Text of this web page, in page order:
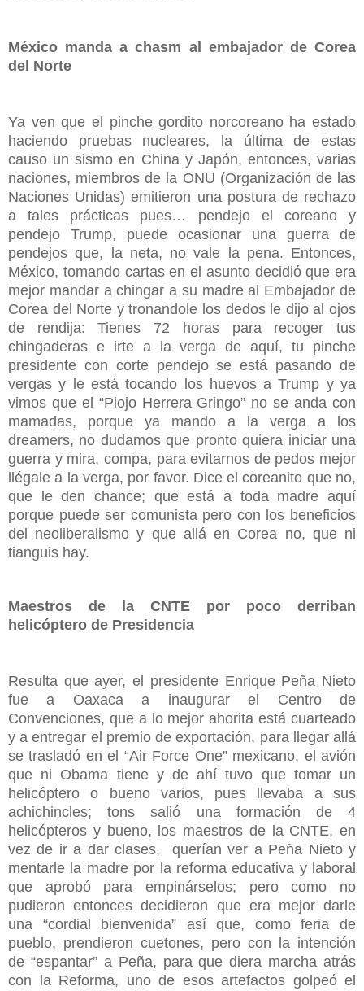
México manda a chasm al embajador de Corea
del Norte
Ya ven que el pinche gordito norcoreano ha estado
haciendo pruebas nucleares, la última de estas
causo un sismo en China y Japón, entonces, varias
naciones, miembros de la ONU (Organización de las
Naciones Unidas) emitieron una postura de rechazo
a tales prácticas pues… pendejo el coreano y
pendejo Trump, puede ocasionar una guerra de
pendejos que, la neta, no vale la pena. Entonces,
México, tomando cartas en el asunto decidió que era
mejor mandar a chingar a su madre al Embajador de
Corea del Norte y tronandole los dedos le dijo al ojos
de rendija: Tienes 72 horas para recoger tus
chingaderas e irte a la verga de aquí, tu pinche
presidente con corte pendejo se está pasando de
vergas y le está tocando los huevos a Trump y ya
vimos que el “Piojo Herrera Gringo” no se anda con
mamadas, porque ya mando a la verga a los
dreamers, no dudamos que pronto quiera iniciar una
guerra y mira, compa, para evitarnos de pedos mejor
llégale a la verga, por favor. Dice el coreanito que no,
que le den chance; que está a toda madre aquí
porque puede ser comunista pero con los beneficios
del neoliberalismo y que allá en Corea no, que ni
tianguis hay.
Maestros de la CNTE por poco derriban
helicóptero de Presidencia
Resulta que ayer, el presidente Enrique Peña Nieto
fue a Oaxaca a inaugurar el Centro de
Convenciones, que a lo mejor ahorita está cuarteado
y a entregar el premio de exportación, para llegar allá
se trasladó en el “Air Force One” mexicano, el avión
que ni Obama tiene y de ahí tuvo que tomar un
helicóptero o bueno varios, pues llevaba a sus
achichincles; tons salió una formación de 4
helicópteros y bueno, los maestros de la CNTE, en
vez de ir a dar clases, querían ver a Peña Nieto y
mentarle la madre por la reforma educativa y laboral
que aprobó para empinárselos; pero como no
pudieron entonces decidieron que era mejor darle
una “cordial bienvenida” así que, como feria de
pueblo, prendieron cuetones, pero con la intención
de “espantar” a Peña, para que diera marcha atrás
con la Reforma, uno de esos artefactos golpeó el